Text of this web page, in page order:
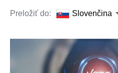
Preložiť do: Slovenčina